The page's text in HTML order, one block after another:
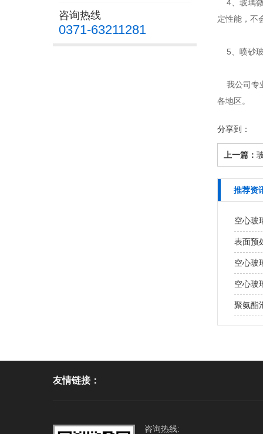
咨询热线
0371-63211281
4、玻璃微
定性能，不
5、喷砂玻
我公司专
各地区。
分享到：
上一篇：
推荐资
空心玻
表面预
空心玻
空心玻
聚氨酯
友情链接：
咨询热线: